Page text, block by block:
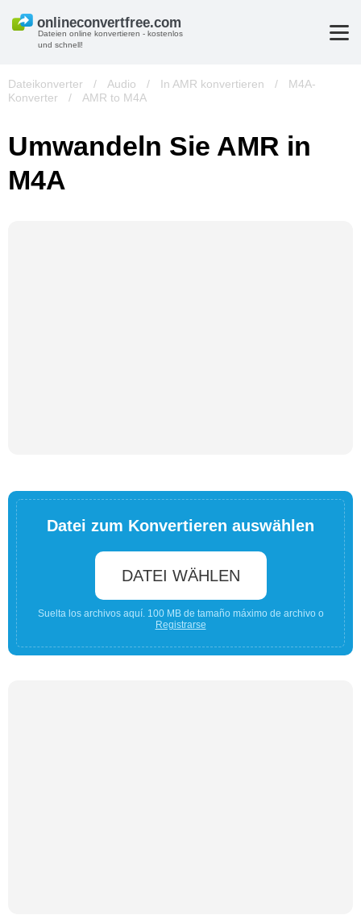
Dateien online konvertieren - kostenlos
und schnell!
Dateikonverter / Audio / In AMR konvertieren /
M4A-
Konverter
/ AMR to M4A
Umwandeln Sie AMR in
M4A
Datei zum Konvertieren auswählen
DATEI WÄHLEN
Suelta los archivos aquí. 100 MB de tamaño máximo de archivo o
Registrarse